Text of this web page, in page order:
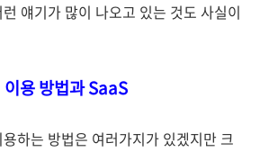
얘기가 많이 나오고 있는 것도 사실이
용 방법과 SaaS
하는 방법은 여러가지가 있겠지만 크